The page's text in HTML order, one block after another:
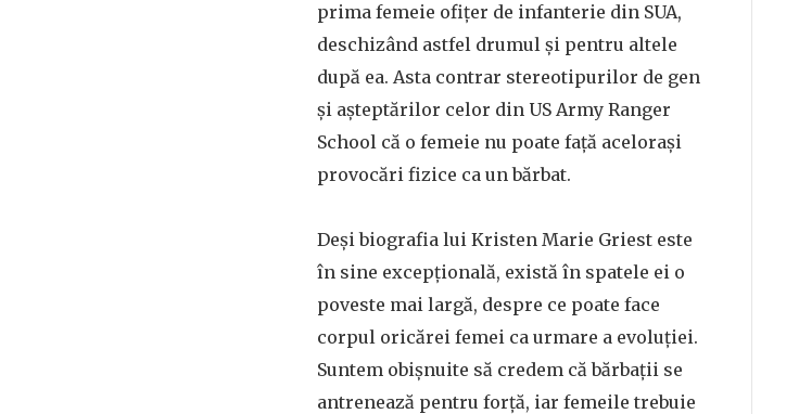
prima femeie ofițer de infanterie din SUA,
deschizând astfel drumul și pentru altele
după ea. Asta contrar stereotipurilor de gen
și așteptărilor celor din US Army Ranger
School că o femeie nu poate față acelorași
provocări fizice ca un bărbat.
Deși biografia lui Kristen Marie Griest este
în sine excepțională, există în spatele ei o
poveste mai largă, despre ce poate face
corpul oricărei femei ca urmare a evoluției.
Suntem obișnuite să credem că bărbații se
antrenează pentru forță, iar femeile trebuie